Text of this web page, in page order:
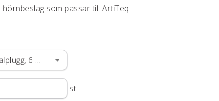
som passar till ArtiTeq
st